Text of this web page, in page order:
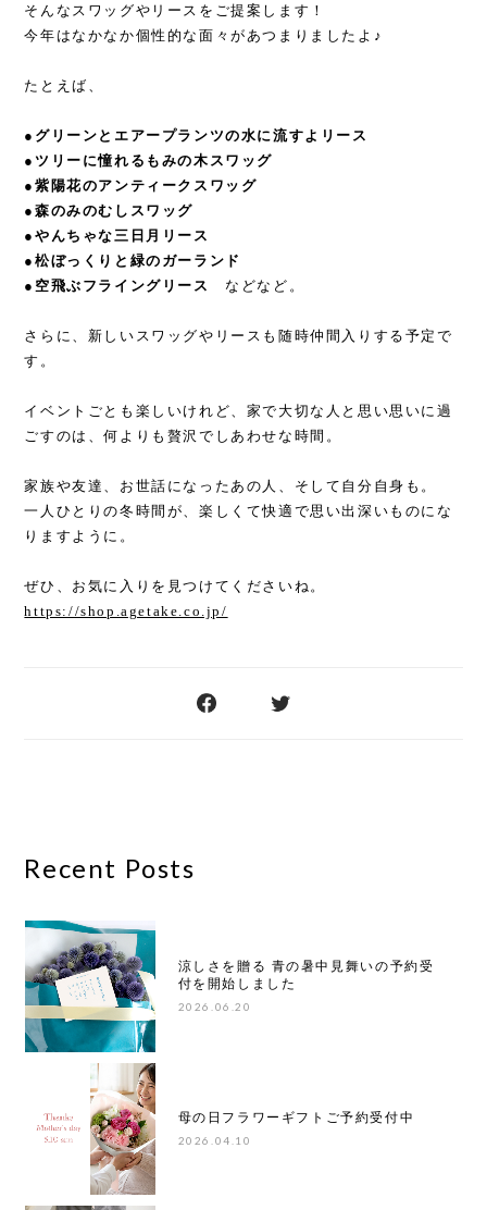
そんなスワッグやリースをご提案します！
今年はなかなか個性的な面々があつまりましたよ♪
たとえば、
●グリーンとエアープランツの水に流すよリース
●ツリーに憧れるもみの木スワッグ
●紫陽花のアンティークスワッグ
●森のみのむしスワッグ
●やんちゃな三日月リース
●松ぼっくりと緑のガーランド
●空飛ぶフライングリースなどなど。
さらに、新しいスワッグやリースも随時仲間入りする予定で
す。
イベントごとも楽しいけれど、家で大切な人と思い思いに過
ごすのは、何よりも贅沢でしあわせな時間。
家族や友達、お世話になったあの人、そして自分自身も。
一人ひとりの冬時間が、楽しくて快適で思い出深いものにな
りますように。
ぜひ、お気に入りを見つけてくださいね。
https://shop.agetake.co.jp/
Recent Posts
涼しさを贈る 青の暑中見舞いの予約受
付を開始しました
2026.06.20
母の日フラワーギフトご予約受付中
2026.04.10